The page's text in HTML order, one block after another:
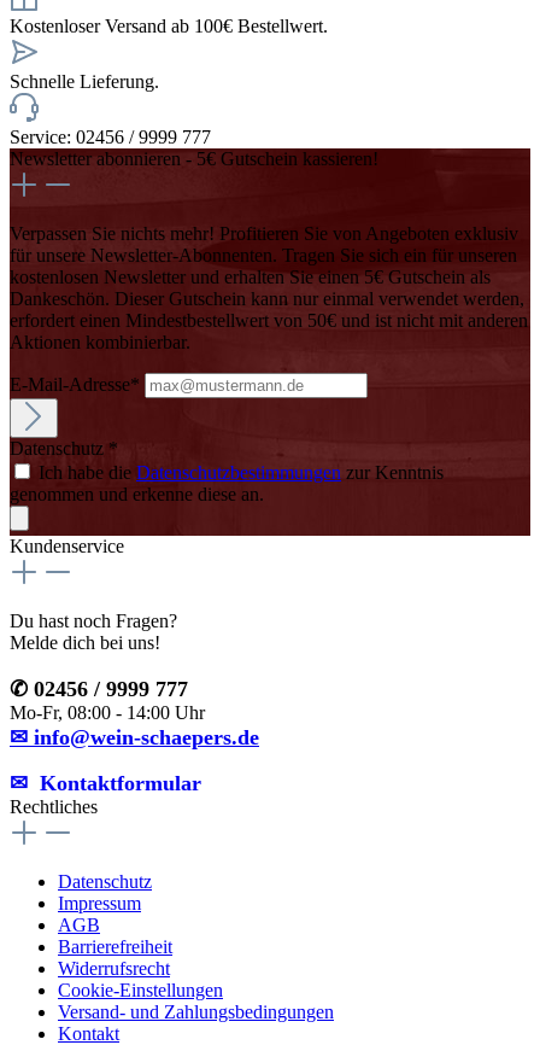
Kostenloser Versand ab 100€ Bestellwert.
Schnelle Lieferung.
Service: 02456 / 9999 777
Newsletter abonnieren - 5€ Gutschein kassieren!
Verpassen Sie nichts mehr! Profitieren Sie von Angeboten exklusiv
für unsere Newsletter-Abonnenten. Tragen Sie sich ein für unseren
kostenlosen Newsletter und erhalten Sie einen 5€ Gutschein als
Dankeschön. Dieser Gutschein kann nur einmal verwendet werden,
erfordert einen Mindestbestellwert von 50€ und ist nicht mit anderen
Aktionen kombinierbar.
E-Mail-Adresse*
Datenschutz *
Ich habe die Datenschutzbestimmungen zur Kenntnis
genommen und erkenne diese an.
Kundenservice
Du hast noch Fragen?
Melde dich bei uns!
✆ 02456 / 9999 777
Mo-Fr, 08:00 - 14:00 Uhr
✉ info@wein-schaepers.de
✉︎ Kontaktformular
Rechtliches
Datenschutz
Impressum
AGB
Barrierefreiheit
Widerrufsrecht
Cookie-Einstellungen
Versand- und Zahlungsbedingungen
Kontakt